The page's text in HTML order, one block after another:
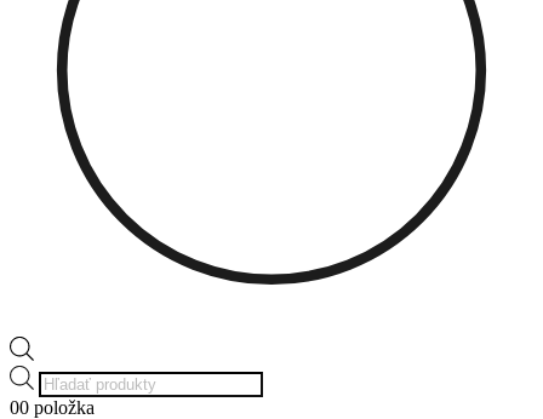
Products
search
00 položka